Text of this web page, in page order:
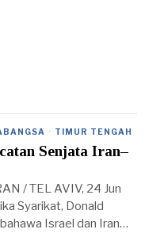
· TIMUR TENGAH
Senjata Iran–
/ TEL AVIV, 24 Jun
Syarikat, Donald
Israel dan Iran…